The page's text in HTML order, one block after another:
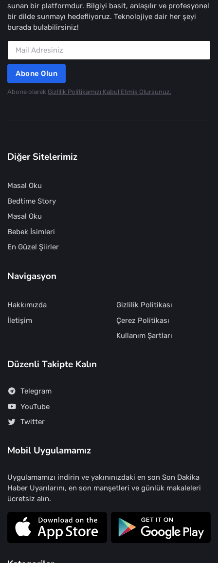
sunan bir platformdur. Bilgiyi basit, anlaşılır ve profesyonel
bir dilde sunmayı hedefliyoruz. Teknolojiye dair her şeyi
burada bulabilirsiniz!
Abone Olun
Abone olarak Gizlilik Politikamızı Kabul Etmiş Olursunuz.
Diğer Sitelerimiz
Masal Oku
Bedtime Story
Masal Oku
Bebek İsimleri
En Güzel Şiirler
Navigasyon
Hakkımızda
İletişim
Gizlilik Politikası
Çerez Politikası
Kullanım Şartları
Düzenli Takipte Kalın
Telegram
YouTube
Twitter
Mobil Uygulamamız
Uygulamamızı indirin ve yakınınızdaki en son Son Dakika
Haber Uyarılarını, en son manşetleri ve günlük makaleleri
ücretsiz alın.